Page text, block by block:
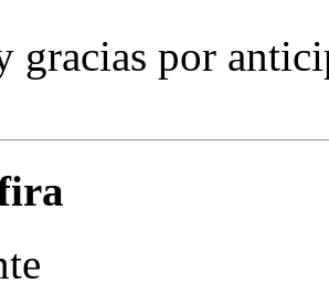
gracias por